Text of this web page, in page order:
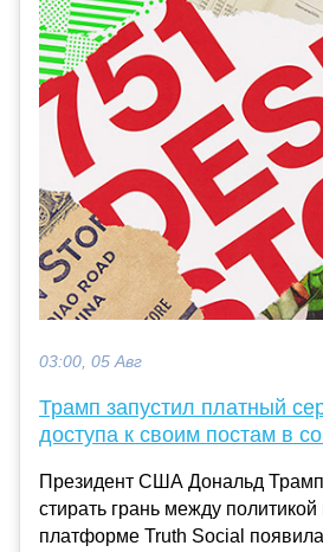
03:00, 05 Авг
Трамп запустил платный
доступа к своим постам в
Президент США Дональд
стирать грань между
платформе Truth Social